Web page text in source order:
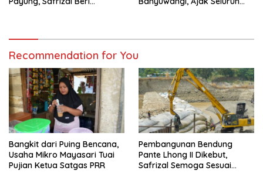
Recommendation for You
Bangkit dari Puing Bencana,
Usaha Mikro Mayasari Tuai
Pujian Ketua Satgas PRR
Pembangunan Bendung
Pante Lhong II Dikebut,
Safrizal Semoga Sesuai